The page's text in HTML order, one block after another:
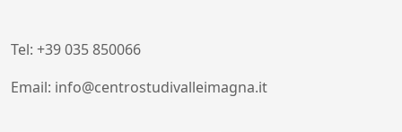
Tel: +39 035 850066
Email: info@centrostudivalleimagna.it